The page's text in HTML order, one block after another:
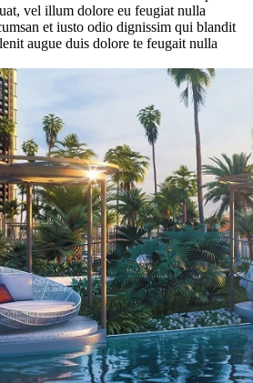
vel illum dolore eu feugiat nulla
et iusto odio dignissim qui blandit
augue duis dolore te feugait nulla